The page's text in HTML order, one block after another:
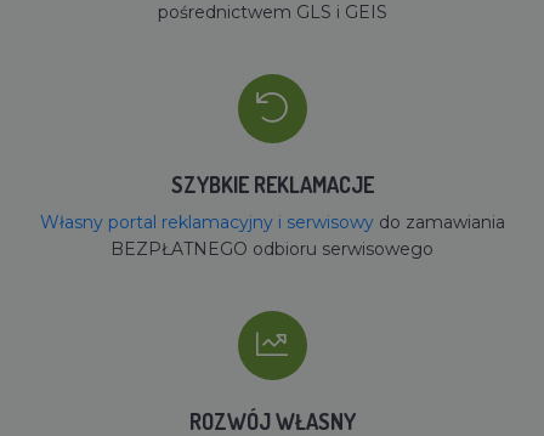
pośrednictwem GLS i GEIS
SZYBKIE REKLAMACJE
Własny portal reklamacyjny i serwisowydo zamawiania
BEZPŁATNEGO odbioru serwisowego
ROZWÓJ WŁASNY